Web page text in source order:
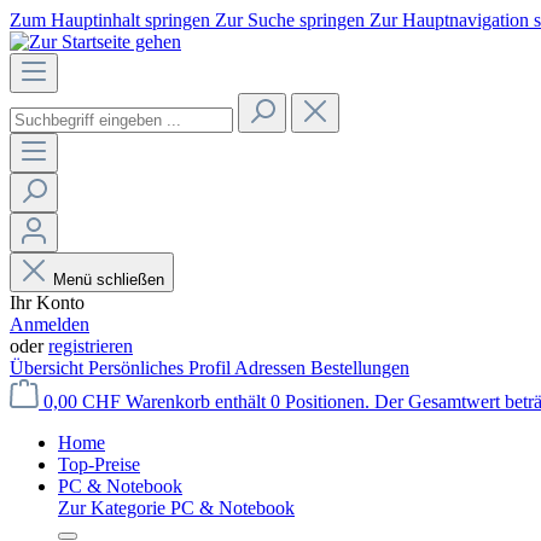
Zum Hauptinhalt springen Zur Suche springen Zur Hauptnavigation
Menü schließen
Ihr Konto
Anmelden
oderregistrieren
Übersicht Persönliches Profil Adressen Bestellungen
0,00 CHF Warenkorb enthält 0 Positionen. Der Gesamtwert
Home
Top-Preise
PC & Notebook
Zur Kategorie PC & Notebook